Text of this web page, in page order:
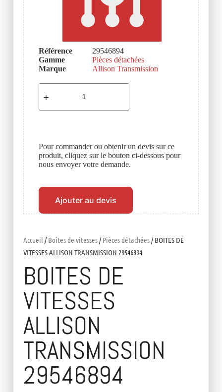
Accueil /Boîtes de vitesses/Pièces détachées/ BOITES DE
VITESSES ALLISON TRANSMISSION 29546894
BOITES DE
VITESSES
ALLISON
TRANSMISSION
29546894
Référence
29546894
Gamme
Pièces détachées
Marque
Allison Transmission
Pour commander ou obtenir un devis sur ce
produit, cliquez sur le bouton ci-dessous pour
nous envoyer votre demande.
Ajouter au devis